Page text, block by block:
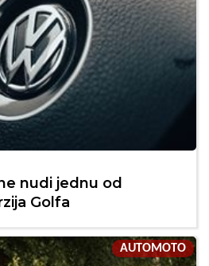
nudi jednu od
Golfa
AUTOMOTO